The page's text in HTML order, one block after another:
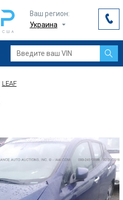
Ваш регион:
Украина
LEAF